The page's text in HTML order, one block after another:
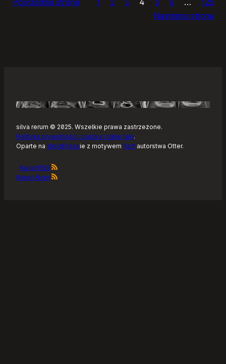
Następna strona
silva rerum © 2025. Wszelkie prawa zastrzeżone.
Polityka prywatności, ciastka i takie tam.
Oparte na WordPressie z motywem Raft autorstwa Otter.
Kanał RSS
Kanał Atom